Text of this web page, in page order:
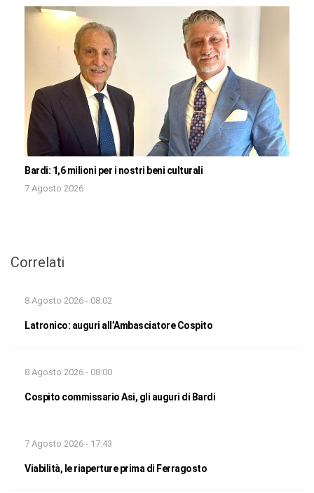
Bardi: 1,6 milioni per i nostri beni culturali
7 Agosto 2026
Correlati
8 Agosto 2026 - 08:02
Latronico: auguri all’Ambasciatore Cospito
8 Agosto 2026 - 08:00
Cospito commissario Asi, gli auguri di Bardi
7 Agosto 2026 - 17:43
Viabilità, le riaperture prima di Ferragosto